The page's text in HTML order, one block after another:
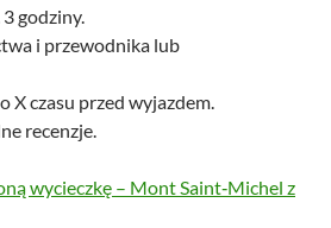
godziny.
i przewodnika lub
X czasu przed wyjazdem.
recenzje.
wycieczkę – Mont Saint‑Michel z